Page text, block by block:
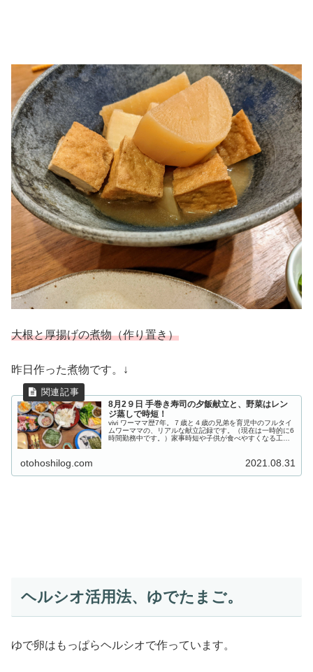
大根と厚揚げの煮物（作り置き）
昨日作った煮物です。↓
8月2９日 手巻き寿司の夕飯献立と、野菜はレン
ジ蒸しで時短！
vivi ワーママ歴7年。７歳と４歳の兄弟を育児中のフルタイ
ムワーママの、リアルな献立記録です。（現在は一時的に6
時間勤務中です。）家事時短や子供が食べやすくなる工
otohoshilog.com 2021.08.31
ヘルシオ活用法、ゆでたまご。
ゆで卵はもっぱらヘルシオで作っています。